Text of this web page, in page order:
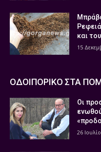
και
15
ΟΔΟΙΠΟΡΙΚΟ ΣΤΑ
Οι
26